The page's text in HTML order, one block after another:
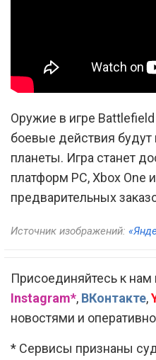
Оружие в игре
боевые действия будут
планеты. Игра станет
платформ PC, Xbox One
предварительных
Источник изображений:
Присоединяйтесь к нам
Instagram*, ВКонтакте,
новостями и
* Сервисы признаны